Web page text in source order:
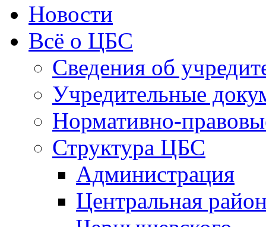
Новости
Всё о ЦБС
Сведения об
Учредительные
Нормативно-
Структура ЦБС
Администрация
Центральная